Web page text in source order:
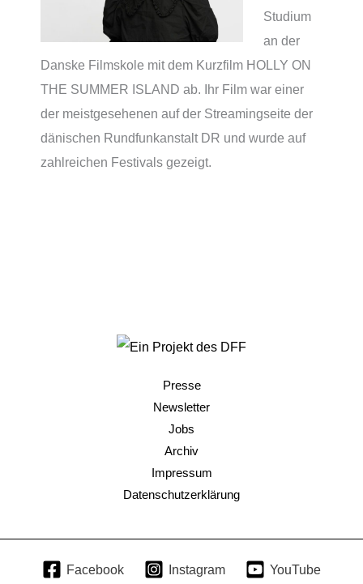
Studium
an der
Danske Filmskole mit dem Kurzfilm HOLLY ON
THE SUMMER ISLAND ab. Ihr Film war einer
der meist­ge­se­he­nen auf der Streamingseite der
däni­schen Rundfunkanstalt DR und wur­de auf
zahl­rei­chen Festivals gezeigt.
Presse
Newsletter
Jobs
Archiv
Impressum
Datenschutzerklärung
Facebook Instagram YouTube